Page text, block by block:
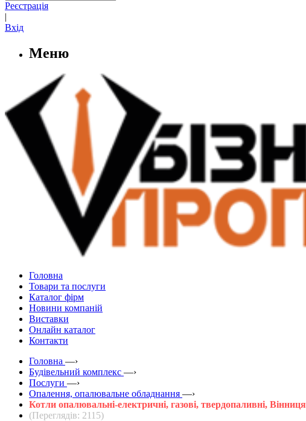
Реєстрація
|
Вхід
Меню
Головна
Товари та послуги
Каталог фірм
Новини компаній
Виставки
Онлайн каталог
Контакти
Головна —›
Будівельний комплекс —›
Послуги —›
Опалення, опалювальне обладнання —›
Котли опалювальні-електричні, газові, твердопаливні, Вінниця
(Переглядів: 2115)